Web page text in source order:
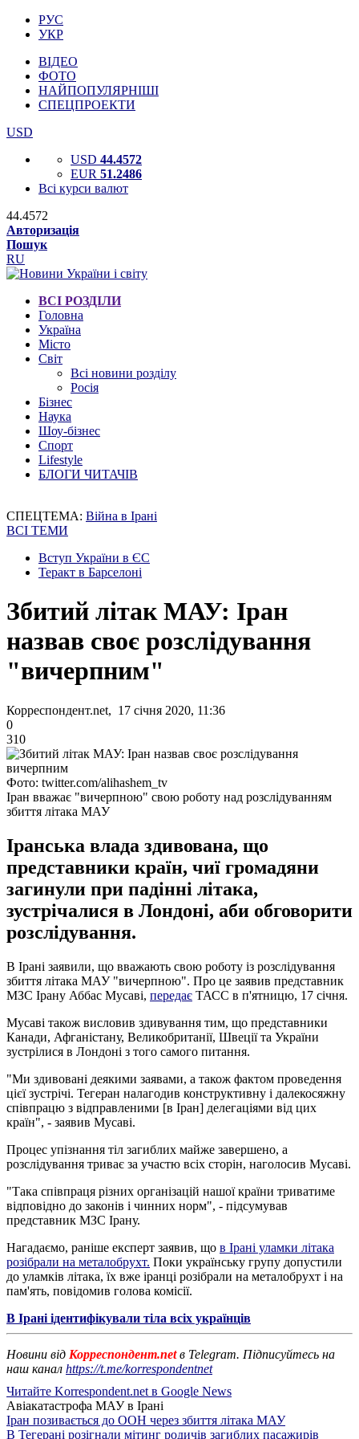
РУС
УКР
ВІДЕО
ФОТО
НАЙПОПУЛЯРНІШІ
СПЕЦПРОЕКТИ
USD
USD 44.4572
EUR 51.2486
Всі курси валют
44.4572
Авторизація
Пошук
RU
ВСІ РОЗДІЛИ
Головна
Україна
Місто
Світ
Всі новини розділу
Росія
Бізнес
Наука
Шоу-бізнес
Спорт
Lifestyle
БЛОГИ ЧИТАЧІВ
СПЕЦТЕМА: Війна в Ірані
ВСІ ТЕМИ
Вступ України в ЄС
Теракт в Барселоні
Збитий літак МАУ: Іран
назвав своє розслідування
"вичерпним"
Корреспондент.net, 17 січня 2020, 11:36
0
310
Фото: twitter.com/alihashem_tv
Іран вважає "вичерпною" свою роботу над розслідуванням
збиття літака МАУ
Іранська влада здивована, що
представники країн, чиї громадяни
загинули при падінні літака,
зустрічалися в Лондоні, аби обговорити
розслідування.
В Ірані заявили, що вважають свою роботу із розслідування
збиття літака МАУ "вичерпною". Про це заявив представник
МЗС Ірану Аббас Мусаві, передає ТАСС в п'ятницю, 17 січня.
Мусаві також висловив здивування тим, що представники
Канади, Афганістану, Великобританії, Швеції та України
зустрілися в Лондоні з того самого питання.
"Ми здивовані деякими заявами, а також фактом проведення
цієї зустрічі. Тегеран налагодив конструктивну і далекосяжну
співпрацю з відправленими [в Іран] делегаціями від цих
країн", - заявив Мусаві.
Процес упізнання тіл загиблих майже завершено, а
розслідування триває за участю всіх сторін, наголосив Мусаві.
"Така співпраця різних організацій нашої країни триватиме
відповідно до законів і чинних норм", - підсумував
представник МЗС Ірану.
Нагадаємо, раніше експерт заявив, що в Ірані уламки літака
розібрали на металобрухт. Поки українську групу допустили
до уламків літака, їх вже іранці розібрали на металобрухт і на
пам'ять, повідомив голова комісії.
В Ірані ідентифікували тіла всіх українців
Новини від Корреспондент.netв Telegram. Підписуйтесь на
наш канал https://t.me/korrespondentnet
Читайте Korrespondent.net в Google News
Авіакатастрофа МАУ в Ірані
Іран позивається до ООН через збиття літака МАУ
В Тегерані розігнали мітинг родичів загиблих пасажирів